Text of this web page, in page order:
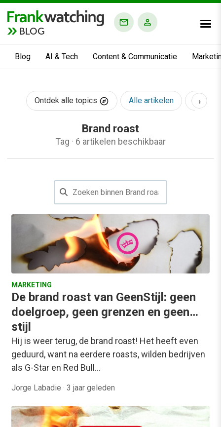
BLOG
Blog AI & Tech Content & Communicatie
Ontdek alle topics Alle artikelen AI &
›
Brand roast
Tag · 6 artikelen beschikbaar
MARKETING
De brand roast van GeenStijl: geen
doelgroep, geen grenzen en geen…
stijl
Hij is weer terug, de brand roast! Het heeft even
geduurd, want na eerdere roasts, wilden bedrijven
als G-Star en Red Bull…
Jorge Labadie · 3 jaar geleden